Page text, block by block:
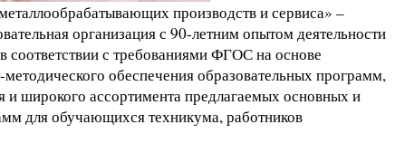
производств и сервиса» –
организация с 90-летним опытом деятельности
соответствии с требованиями ФГОС на основе
обеспечения образовательных программ,
и широкого ассортимента предлагаемых основных и
для обучающихся техникума, работников